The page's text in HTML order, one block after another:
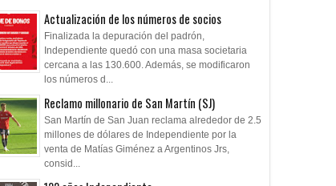
Actualización de los números de socios
Finalizada la depuración del padrón,
Independiente quedó con una masa societaria
cercana a las 130.600. Además, se modificaron
los números d...
Reclamo millonario de San Martín (SJ)
San Martín de San Juan reclama alrededor de 2.5
millones de dólares de Independiente por la
venta de Matías Giménez a Argentinos Jrs,
consid...